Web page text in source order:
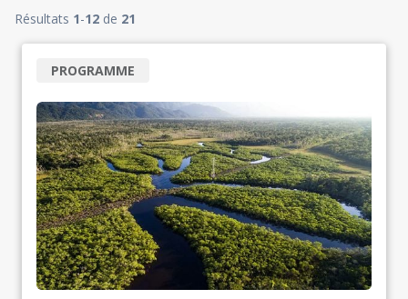
Résultats 1-12 de 21
PROGRAMME